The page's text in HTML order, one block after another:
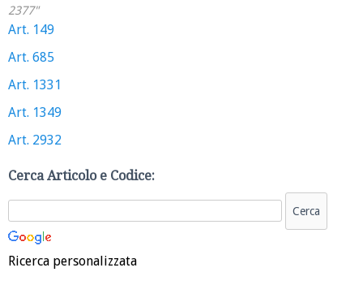
2377"
Art. 149
Art. 685
Art. 1331
Art. 1349
Art. 2932
Cerca Articolo e Codice:
Ricerca personalizzata